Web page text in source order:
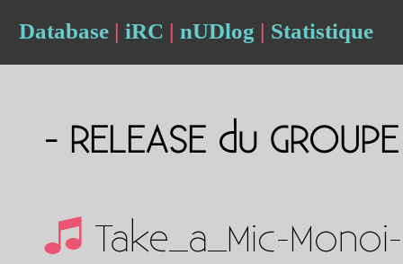
Database | iRC | nUDlog | Statistique
- RELEASE du
Take_a_Mic-Monoi-